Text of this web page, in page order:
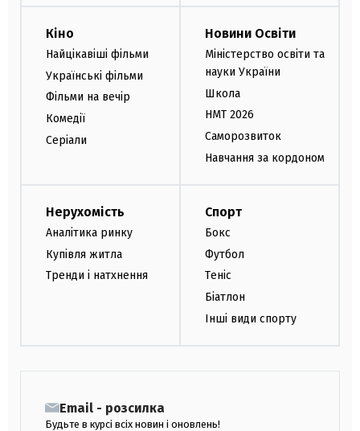
Кіно
Найцікавіші фільми
Українські фільми
Фільми на вечір
Комедії
Серіали
Новини Освіти
Міністерство освіти та
науки України
Школа
НМТ 2026
Саморозвиток
Навчання за кордоном
Нерухомість
Аналітика ринку
Купівля житла
Тренди і натхнення
Спорт
Бокс
Футбол
Теніс
Біатлон
Інші види спорту
Email - розсилка
Будьте в курсі всіх новин і оновлень!